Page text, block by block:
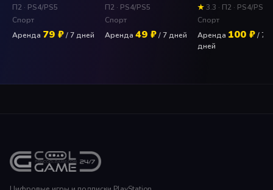
П2 · PS4/PS5
Спорт
Аренда 79 ₽/ 7 дней
П2 · PS4/PS5
Спорт
Аренда 49 ₽/ 7 дней
★3.3 · П2 · PS4/PS5
Спорт
Аренда 100 ₽/ 7
дней